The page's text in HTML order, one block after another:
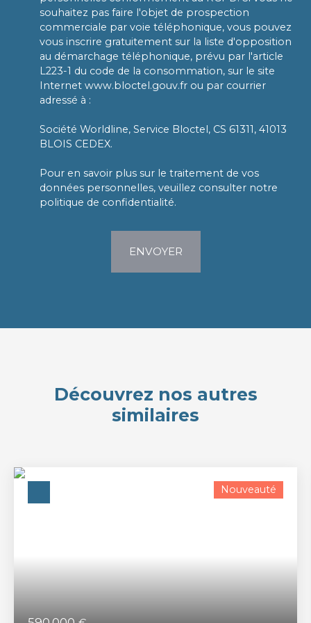
souhaitez pas faire l'objet de prospection
commerciale par voie téléphonique, vous pouvez
vous inscrire gratuitement sur la liste d'opposition
au démarchage téléphonique, prévu par l'article
L223-1 du code de la consommation, sur le site
Internet www.bloctel.gouv.fr ou par courrier
adressé à :
Société Worldline, Service Bloctel, CS 61311, 41013
BLOIS CEDEX.
Pour en savoir plus sur le traitement de vos
données personnelles, veuillez consulter notre
politique de confidentialité.
ENVOYER
Découvrez nos autres
similaires
Nouveauté